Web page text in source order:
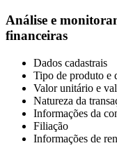
Análise e
financeiras
Dados cadastrais
Tipo de produto e
Valor unitário e
Natureza da
Informações da
Filiação
Informações de